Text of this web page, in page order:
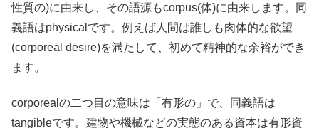
性質の)に由来し、その語源もcorpus(体)に由来します。同
義語はphysicalです。例えば人間は誰しも肉体的な欲望
(corporeal desire)を満たして、初めて精神的な余裕ができ
ます。
corporealの二つ目の意味は「有形の」で、同義語は
tangibleです。建物や機械などの実態のある資本は有形資